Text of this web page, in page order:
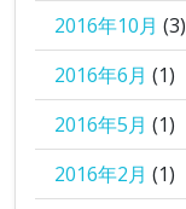
2016年10月 (3)
2016年6月 (1)
2016年5月 (1)
2016年2月 (1)